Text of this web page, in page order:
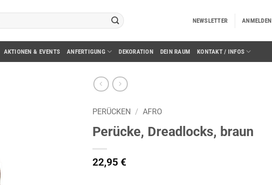
NEWSLETTER ANMELDEN
AKTIONEN & EVENTS ANFERTIGUNG DEKORATION DEIN RAUM KONTAKT / INFOS
PERÜCKEN / AFRO
Perücke, Dreadlocks, braun
22,95 €